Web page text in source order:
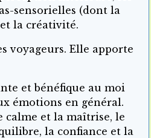
sensorielles (dont la
la créativité.
voyageurs. Elle apporte
et bénéfique au moi
émotions en général.
calme et la maîtrise, le
la confiance et la